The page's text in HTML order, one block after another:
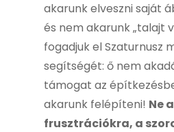
akarunk elveszni saját
és nem akarunk „talajt
fogadjuk el Szaturnusz
segítségét: ő nem
támogat az
akarunk felépíteni! Ne a
frusztrációkra, a